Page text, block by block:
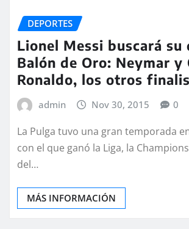
DEPORTES
Lionel Messi buscará su
Balón de Oro: Neymar y
Ronaldo, los otros
admin Nov 30, 2015 0
La Pulga tuvo una gran temporada
con el que ganó la Liga, la
del…
MÁS INFORMACIÓN